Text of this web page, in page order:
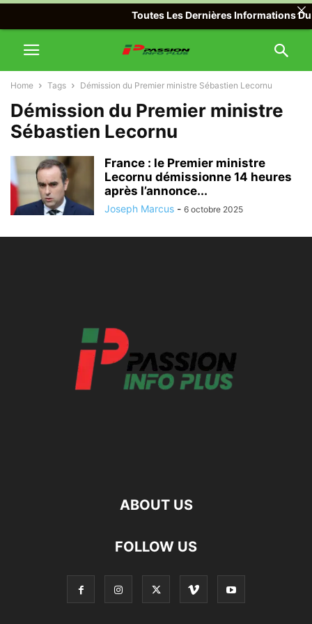
Home Tags Démission du Premier ministre Sébastien Lecornu
Démission du Premier ministre
Sébastien Lecornu
France : le Premier ministre
Lecornu démissionne 14 heures
après l’annonce...
Joseph Marcus - 6 octobre 2025
ABOUT US
FOLLOW US
Toutes Les Dernières Informations